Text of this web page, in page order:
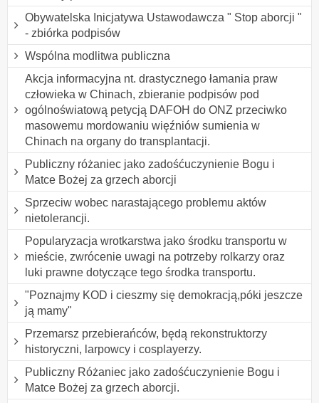
Obywatelska Inicjatywa Ustawodawcza " Stop aborcji "
- zbiórka podpisów
Wspólna modlitwa publiczna
Akcja informacyjna nt. drastycznego łamania praw
człowieka w Chinach, zbieranie podpisów pod
ogólnoświatową petycją DAFOH do ONZ przeciwko
masowemu mordowaniu więźniów sumienia w
Chinach na organy do transplantacji.
Publiczny różaniec jako zadośćuczynienie Bogu i
Matce Bożej za grzech aborcji
Sprzeciw wobec narastającego problemu aktów
nietolerancji.
Popularyzacja wrotkarstwa jako środku transportu w
mieście, zwrócenie uwagi na potrzeby rolkarzy oraz
luki prawne dotyczące tego środka transportu.
"Poznajmy KOD i cieszmy się demokracją,póki jeszcze
ją mamy"
Przemarsz przebierańców, będą rekonstruktorzy
historyczni, larpowcy i cosplayerzy.
Publiczny Różaniec jako zadośćuczynienie Bogu i
Matce Bożej za grzech aborcji.